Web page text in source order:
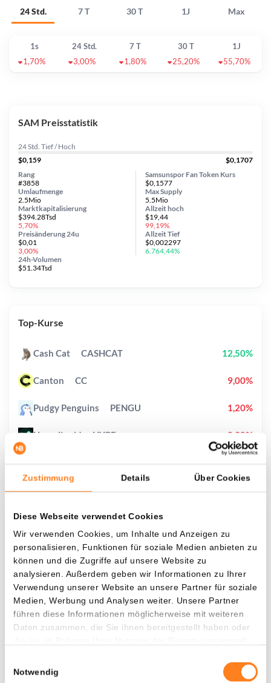
Zustimmung Details Über Cookies
Diese Webseite verwendet Cookies
Wir verwenden Cookies, um Inhalte und Anzeigen zu
personalisieren, Funktionen für soziale Medien anbieten zu
können und die Zugriffe auf unsere Website zu
analysieren. Außerdem geben wir Informationen zu Ihrer
Verwendung unserer Website an unsere Partner für soziale
Medien, Werbung und Analysen weiter. Unsere Partner
führen diese Informationen möglicherweise mit weiteren
Daten zusammen, die Sie ihnen bereitgestellt haben oder
Notwendig
24 Std. 7 T 30 T 1J Max
1s 24 Std. 7 T 30 T
1J
1,70%
3,00% 1,80% 25,20% 55,70%
Was, wenn ich...?
Zie hoeveel waarde je vandaag zou hebben als
je dollar-cost averaging had toegepast op
verschillende cryptocurrencies.
Hätte investiert In
$
SAM Preisstatistik
24 Std. Tief / Hoch
$0,159
$0,1707
Samsunspor Fan Token Kurs
$0,1577
Umlaufmenge
2.5Mio
Preisänderung 24u
$0,01
3,00%
Max Supply
5.5Mio
Marktkapitalisierung
$394.28Tsd
5,70%
24h-Volumen
$51.34Tsd
Rang
#3858
Allzeithoch
$19,44
99,19%
AllzeitTief
$0,002297
6.764,44%
Top-Kurse
Cash Cat CASHCAT 12,50%
Canton CC 9,00%
Pudgy Penguins PENGU 1,20%
Hyperliquid HYPE 2,90%
Sui SUI 2,70%